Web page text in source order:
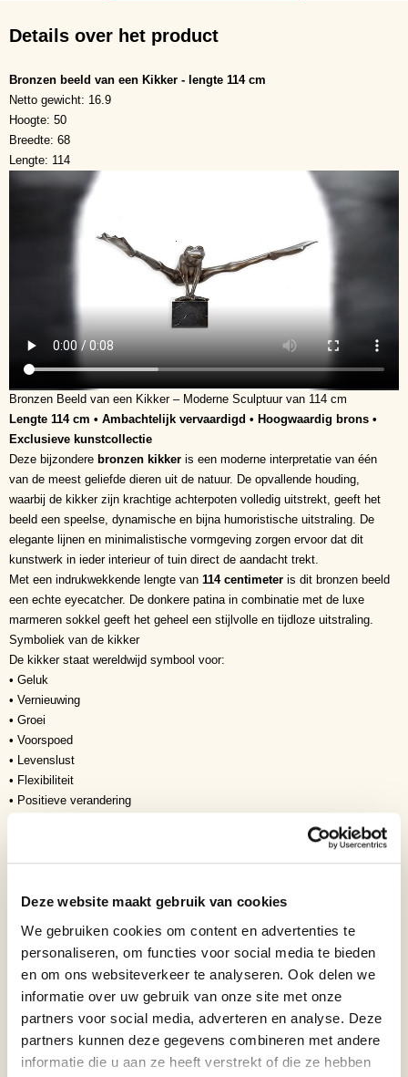
Deze website maakt gebruik van cookies
We gebruiken cookies om content en advertenties te
personaliseren, om functies voor social media te bieden
en om ons websiteverkeer te analyseren. Ook delen we
informatie over uw gebruik van onze site met onze
partners voor social media, adverteren en analyse. Deze
partners kunnen deze gegevens combineren met andere
informatie die u aan ze heeft verstrekt of die ze hebben
Details over het product
Bronzen beeld van een Kikker - lengte 114 cm
Netto gewicht: 16.9
Hoogte: 50
Breedte: 68
Lengte: 114
Bronzen Beeld van een Kikker – Moderne Sculptuur van 114 cm
Lengte 114 cm • Ambachtelijk vervaardigd • Hoogwaardig brons •
Exclusieve kunstcollectie
Deze bijzondere bronzen kikker is een moderne interpretatie van één
van de meest geliefde dieren uit de natuur. De opvallende houding,
waarbij de kikker zijn krachtige achterpoten volledig uitstrekt, geeft het
beeld een speelse, dynamische en bijna humoristische uitstraling. De
elegante lijnen en minimalistische vormgeving zorgen ervoor dat dit
kunstwerk in ieder interieur of tuin direct de aandacht trekt.
Met een indrukwekkende lengte van 114 centimeter is dit bronzen beeld
een echte eyecatcher. De donkere patina in combinatie met de luxe
marmeren sokkel geeft het geheel een stijlvolle en tijdloze uitstraling.
Symboliek van de kikker
De kikker staat wereldwijd symbool voor:
• Geluk
• Vernieuwing
• Groei
• Voorspoed
• Levenslust
• Flexibiliteit
• Positieve verandering
Door zijn bijzondere levenscyclus wordt de kikker vaak gezien als
symbool van transformatie en een nieuw begin. In Feng Shui
Modern design en vakmanschap
volgens traditionele bronsgiettechnieken. De vloeiende lijnen, subtiele
spieropbouw en elegante afwerking geven het beeld een eigentijdse
uitstraling die uitstekend past binnen zowel moderne als klassieke
interieurs.
Waarom kiezen voor dit bronzen beeld?
• Lengte circa 114 cm
• Ambachtelijk vervaardigd uit hoogwaardig brons